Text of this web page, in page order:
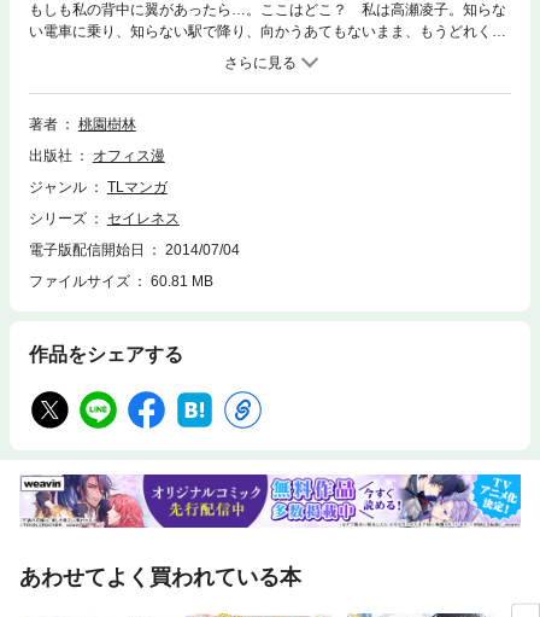
もしも私の背中に翼があったら…。ここはどこ？ 私は高瀬凌子。知らな
い電車に乗り、知らない駅で降り、向かうあてもないまま、もうどれくら
い歩いたのだろう。もうどうでもいい。終わりにしたい。飛び出した先に
は1台の車が……気がつくと顔中包帯だらけでベッドの上だった。ふと見
上げるとそこには翼の生えた女の人の絵画が。入ってきたのは私を助けて
くれた滝沢という男。優しい…捨てられた私を包んでくれるほど。包帯を
き寄せられる凌子は抗うことができず、感じてしまうのだった…。桃園樹
林先生が描くエロティック・ラブロマンス短編集！
著者
桃園樹林
出版社
オフィス漫
ジャンル
TLマンガ
シリーズ
セイレネス
電子版配信開始日
2014/07/04
ファイルサイズ
60.81 MB
作品をシェアする
あわせてよく買われている本